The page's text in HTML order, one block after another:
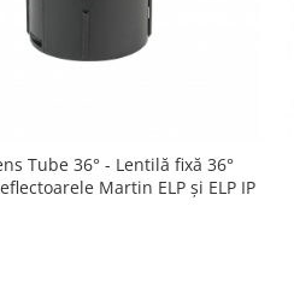
Tube 36° - Lentilă fixă 36°
Martin ELP și ELP IP